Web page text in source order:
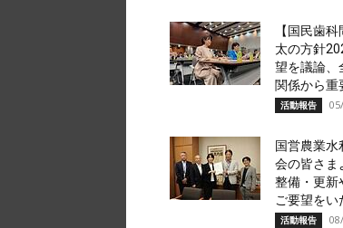
【国民歯
太の方針
望を議論、
関係から重
活動報告
国営農業水
会の皆さま
整備・更新
ご要望をい
活動報告